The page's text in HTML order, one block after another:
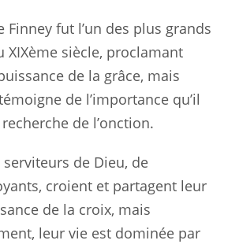
Finney fut l’un des plus grands
XIXème siècle, proclamant
de la grâce, mais
de l’importance qu’il
de l’onction.
de Dieu, de
croient et partagent leur
de la croix, mais
leur vie est dominée par